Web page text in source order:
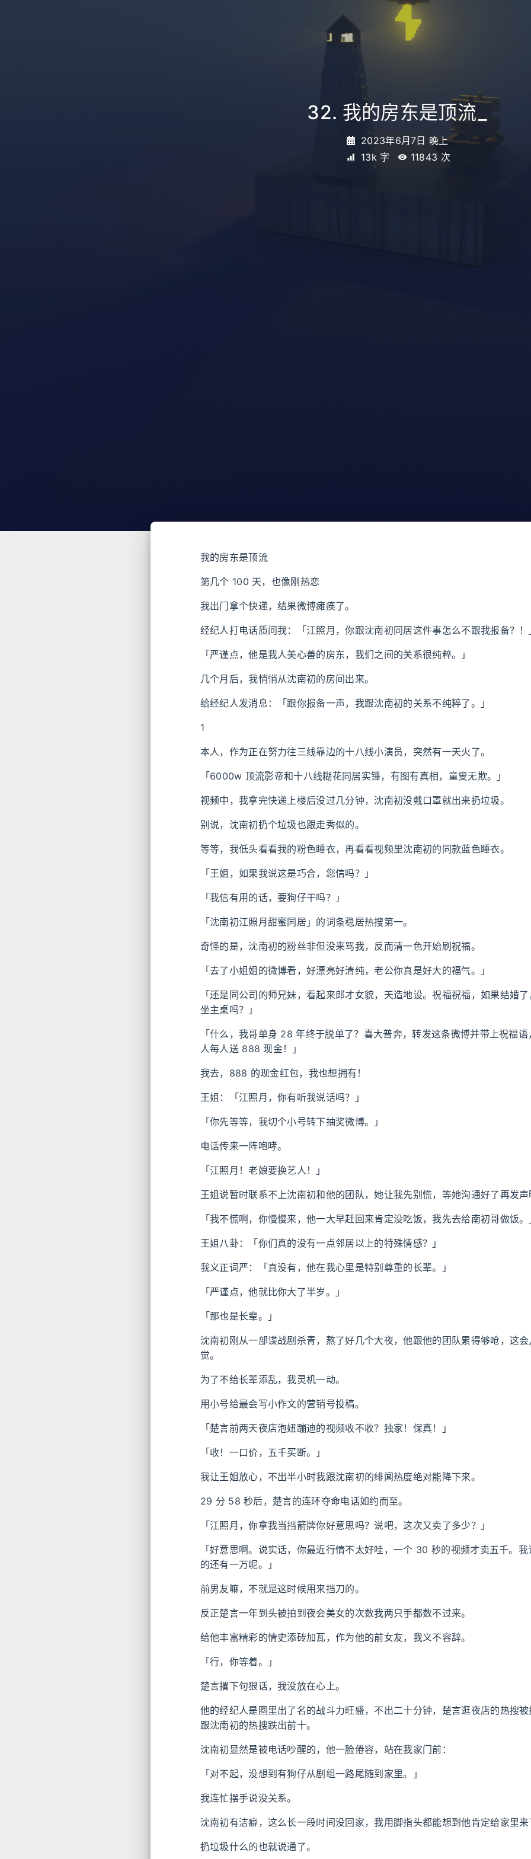
32. 我的房东是顶流
2023年6月7日 晚上
13k 字
11843 次
我的房东是顶流
第几个 100 天，也像刚热恋
我出门拿个快递，结果微博瘫痪了。
经纪人打电话质问我：「江照月，你跟沈南初同居这件事怎么不跟我报备？！
「严谨点，他是我人美心善的房东，我们之间的关系很纯粹。」
几个月后，我悄悄从沈南初的房间出来。
给经纪人发消息：「跟你报备一声，我跟沈南初的关系不纯粹了。」
1
本人，作为正在努力往三线靠边的十八线小演员，突然有一天火了。
「6000w 顶流影帝和十八线糊花同居实锤，有图有真相，童叟无欺。」
视频中，我拿完快递上楼后没过几分钟，沈南初没戴口罩就出来扔垃圾。
别说，沈南初扔个垃圾也跟走秀似的。
等等，我低头看看我的粉色睡衣，再看看视频里沈南初的同款蓝色睡衣。
「王姐，如果我说这是巧合，您信吗？」
「我信有用的话，要狗仔干吗？」
「沈南初江照月甜蜜同居」的词条稳居热搜第一。
奇怪的是，沈南初的粉丝非但没来骂我，反而清一色开始刷祝福。
「去了小姐姐的微博看，好漂亮好清纯，老公你真是好大的福气。」
「还是同公司的师兄妹，看起来郎才女貌，天造地设。祝福祝福，如果结婚
坐主桌吗？」
「什么，我哥单身 28 年终于脱单了？喜大普奔，转发这条微博并带上祝福
人每人送 888 现金！」
我去，888 的现金红包，我也想拥有！
王姐：「江照月，你有听我说话吗？」
「你先等等，我切个小号转下抽奖微博。」
电话传来一阵咆哮。
「江照月！老娘要换艺人！」
王姐说暂时联系不上沈南初和他的团队，她让我先别慌，等她沟通好了再发
「我不慌啊，你慢慢来，他一大早赶回来肯定没吃饭，我先去给南初哥做饭
王姐八卦：「你们真的没有一点邻居以上的特殊情感？」
我义正词严：「真没有，他在我心里是特别尊重的长辈。」
「严谨点，他就比你大了半岁。」
「那也是长辈。」
沈南初刚从一部谍战剧杀青，熬了好几个大夜，他跟他的团队累得够呛，这
觉。
为了不给长辈添乱，我灵机一动。
用小号给最会写小作文的营销号投稿。
「楚言前两天夜店泡妞蹦迪的视频收不收？独家！保真！」
「收！一口价，五千买断。」
我让王姐放心，不出半小时我跟沈南初的绯闻热度绝对能降下来。
29 分 58 秒后，楚言的连环夺命电话如约而至。
「江照月，你拿我当挡箭牌你好意思吗？说吧，这次又卖了多少？」
「好意思啊。说实话，你最近行情不太好哇，一个 30 秒的视频才卖五千。
的还有一万呢。」
前男友嘛，不就是这时候用来挡刀的。
反正楚言一年到头被拍到夜会美女的次数我两只手都数不过来。
给他丰富精彩的情史添砖加瓦，作为他的前女友，我义不容辞。
「行，你等着。」
楚言撂下句狠话，我没放在心上。
他的经纪人是圈里出了名的战斗力旺盛，不出二十分钟，楚言逛夜店的热搜
跟沈南初的热搜跌出前十。
沈南初显然是被电话吵醒的，他一脸倦容，站在我家门前：
「对不起，没想到有狗仔从剧组一路尾随到家里。」
我连忙摆手说没关系。
沈南初有洁癖，这么长一段时间没回家，我用脚指头都能想到他肯定给家里
扔垃圾什么的也就说通了。